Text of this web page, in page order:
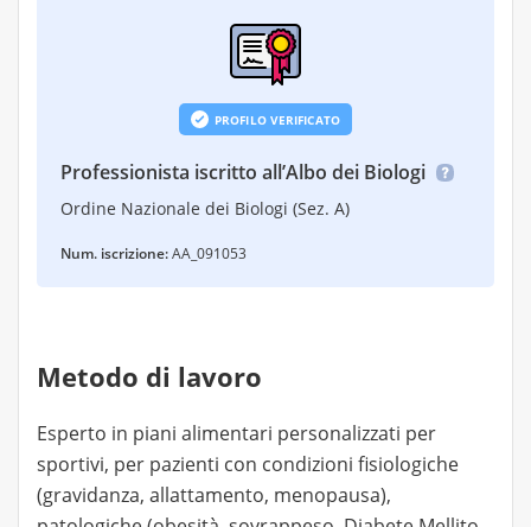
PROFILO VERIFICATO
Professionista iscritto all’Albo dei Biologi
Ordine Nazionale dei Biologi (Sez. A)
Num. iscrizione:AA_091053
Metodo di lavoro
Esperto in piani alimentari personalizzati per
sportivi, per pazienti con condizioni fisiologiche
(gravidanza, allattamento, menopausa),